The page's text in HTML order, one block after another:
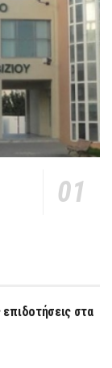
επιδοτήσεις στα